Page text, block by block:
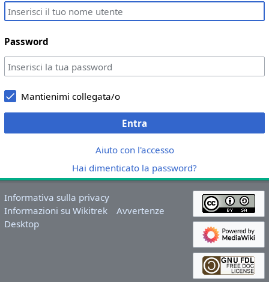
Password
Mantienimi collegata/o
Entra
Aiuto con l'accesso
Hai dimenticato la password?
Informativa sulla privacy
Informazioni su Wikitrek
Avvertenze
Desktop